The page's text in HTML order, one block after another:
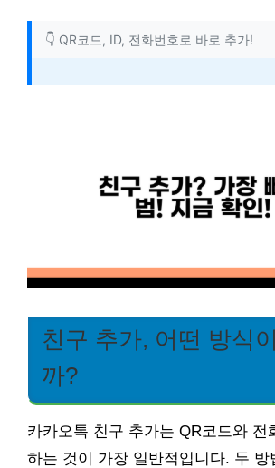
👇 QR코드, ID, 전화번호로 바로 추가!
친구 추가, 어떤 방식
까?
카카오톡 친구 추가는 QR코드와 전
하는 것이 가장 일반적입니다. 두 방